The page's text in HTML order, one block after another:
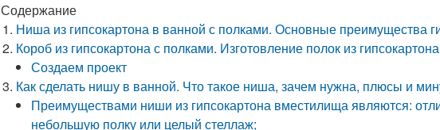
Содержание
Ниша из гипсокартона в ванной с полками. Основные преимущества
Короб из гипсокартона с полками. Изготовление полок из гипсокартона
Создаем проект
Как сделать нишу в ванной. Что такое ниша, зачем нужна, плюсы и
Преимуществами ниши из гипсокартона вместилища являются:
небольшую полку или целый стеллаж;